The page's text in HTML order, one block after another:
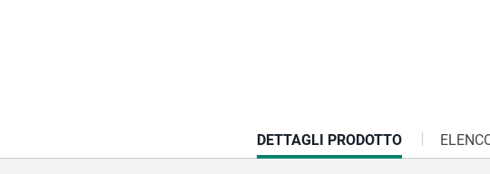
CURRENT
TAB:
DETTAGLI PRODOTTO